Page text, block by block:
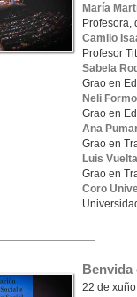
María
Profesora,
Camilo
Profesor
Sabela
Grao en
Neli
Grao en
Ana
Grao en
Luis Vuelta
Grao en
Coro
Benvida
22 de